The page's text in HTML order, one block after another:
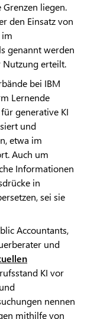
liegen.
den Einsatz von
im
genannt werden
erteilt.
bei IBM
Lernende
generative KI
und
etwa im
Auch um
Informationen
in
sei sie
Accountants,
und
KI vor
nennen
mithilfe von